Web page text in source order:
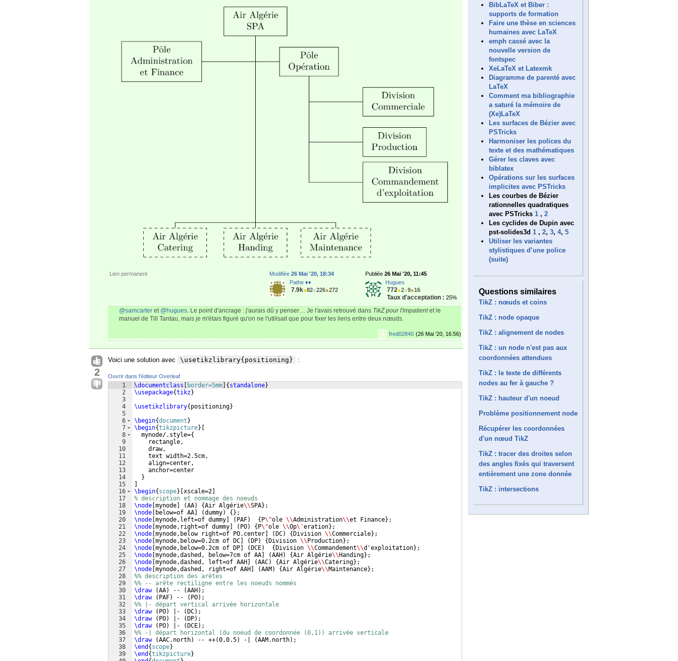
Lien permanent Publiée 26 Mai '20, 11:45
Hugues
772●2●9●16
Taux d'acceptation : 25%
Modifiée 26 Mai '20, 18:34
Pathe ♦♦
7.9k●82●226●272
@samcarter et @hugues. Le point d'ancrage : j'aurais dû y penser… Je l'avais retrouvé dans TikZ pour l'impatientet le
manuel de Till Tantau, mais je m'étais figuré qu'on ne l'utilisait que pour fixer les liens entre deux nœuds.
(26 Mai '20, 16:56)
fred02840
2
Voici une solution avec \usetikzlibrary{positioning} :
Ouvrir dans l'éditeur Overleaf
1
2
3
4
5
6
7
8
9
10
11
12
13
14
15
16
17
18
19
20
21
22
23
24
25
26
27
28
29
30
31
32
33
34
35
36
37
38
39
\documentclass border=5mm { standalone}
\usepackage{tikz}
\usetikzlibrary{ positioning}
\begin{document }
\begin{tikzpicture}
  mynode/.style=
{
    rectangle,
    draw,
    text width=2.5cm,
    align=center,
    anchor=center
}
\begin{ scope} xscale=2
% description et nommage des noeuds
\node mynode (AA) {Air Algérie\\SPA} ;
\node
below=of AA (dummy) { } ;
\node mynode,left=of dummy ( PAF) { P\^ole \\Administration\\et Finance} ;
\node mynode,right=of dummy ( PO) { P\^ole \\Op\'eration} ;
\node mynode,below right=of PO.center ( DC) { Division \\Commerciale} ;
\node mynode,below=0.2cm of DC ( DP) { Division \\ Production} ;
\node mynode,below=0.2cm of DP ( DCE) { Division \\Commandement\\d'exploitation} ;
\node mynode,dashed, below=7cm of AA (AAH ) {Air Algérie\\ Handing} ;
\node mynode,dashed, left=of AAH (AAC) {Air Algérie\\Catering} ;
\node mynode,dashed, right=of AAH (AAM ) {Air Algérie\\Maintenance} ;
%% description des arêtes
%% -- arête rectiligne entre les noeuds nommés
\draw
(AA) -- (AAH ) ;
\draw
( PAF) -- ( PO) ;
%% |- départ vertical arrivée horizontale
\draw
( PO) |- ( DC) ;
\draw
( PO) |- ( DP) ;
\draw
( PO) |- ( DCE) ;
%% -| départ horizontal (du noeud de coordonnée (0,1)) arrivée verticale
\draw
(AAC.north) -- ++(0,0.5) -| (AAM.north) ;
\end { scope}
\end {tikzpicture}
BibLaTeX et Biber :
supports de formation
Faire une thèse en sciences
humaines avec LaTeX
emph cassé avec la
nouvelle version de
fontspec
XeLaTeX et Latexmk
Diagramme de parenté avec
LaTeX
Comment ma bibliographie
a saturé la mémoire de
(Xe)LaTeX
Les surfaces de Bézier avec
PSTricks
Harmoniser les polices du
texte et des mathématiques
Gérer les claves avec
biblatex
Opérations sur les surfaces
implicites avec PSTricks
Les courbes de Bézier
rationnelles quadratiques
avec PSTricks 1 , 2
Les cyclides de Dupin avec
pst-solides3d 1 , 2, 3, 4, 5
Utiliser les variantes
stylistiques d’une police
(suite)
Questions similaires
TikZ : nœuds et coins
TikZ : node opaque
TikZ : alignement de nodes
TikZ : un node n'est pas aux
coordonnées attendues
TikZ : le texte de différents
nodes au fer à gauche ?
TikZ : hauteur d'un noeud
Problème positionnement node
Récupérer les coordonnées
d'un nœud TikZ
TikZ : tracer des droites selon
des angles fixés qui traversent
entièrement une zone donnée
TikZ : intersections